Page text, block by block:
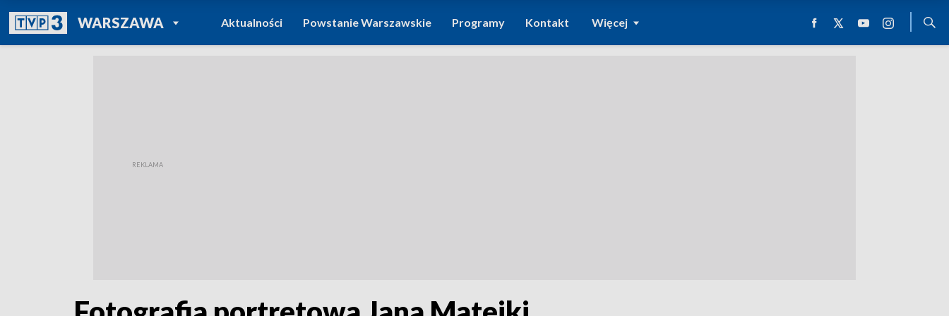
WARSZAWAPOWRÓT DO
TVP REGIONY
Aktualności Powstanie Warszawskie Programy Kontakt Więcej